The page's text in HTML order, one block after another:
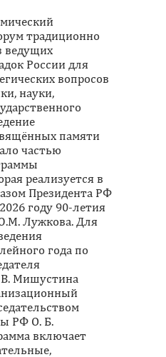
традиционно
ведущих
России для
вопросов
науки,
памяти
частью
реализуется в
Президента РФ
году 90-летия
Лужкова. Для
года по
В. Мишустина
РФ О. Б.
включает